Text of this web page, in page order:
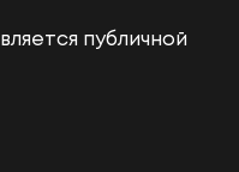
публичной